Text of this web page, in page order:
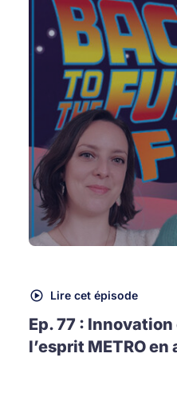
Lire cet épisode
Ep. 77 :
l’esprit METRO en